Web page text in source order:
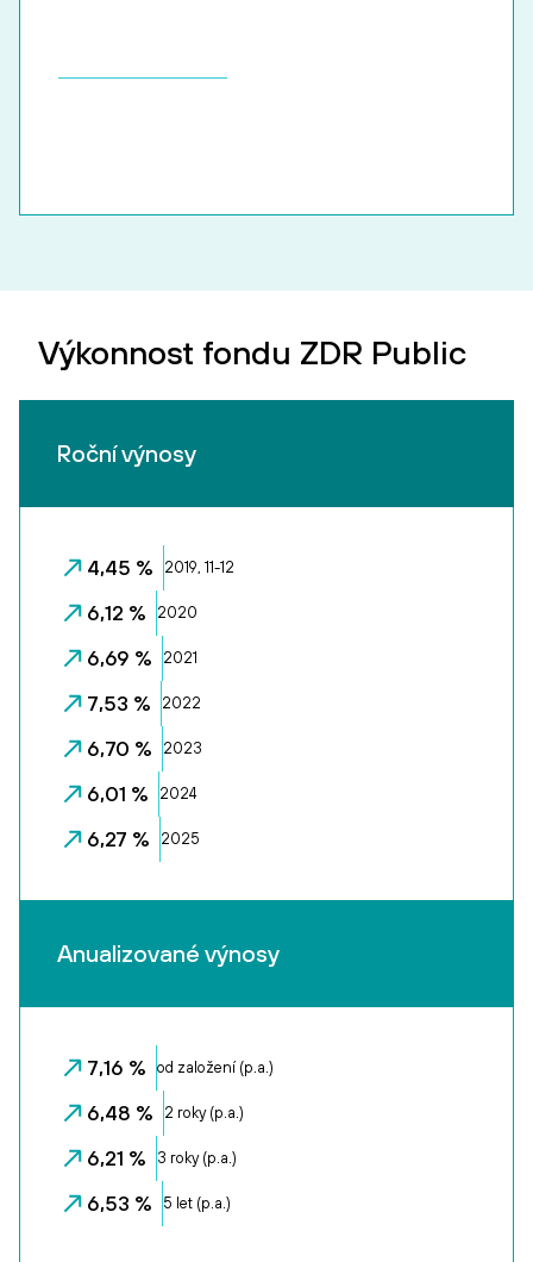
Výkonnost fondu ZDR Public
Roční výnosy
4,45 % 2019, 11-12
6,12 % 2020
6,69 % 2021
7,53 % 2022
6,70 % 2023
6,01 % 2024
6,27 % 2025
Anualizované výnosy
7,16 % od založení (p.a.)
6,48 % 2 roky (p.a.)
6,21 % 3 roky (p.a.)
6,53 % 5 let (p.a.)